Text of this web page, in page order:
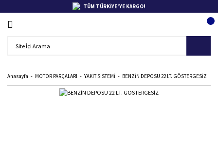
TÜM TÜRKİYE'YE KARGO!
Anasayfa MOTOR PARÇALARI YAKIT SİSTEMİ BENZİN DEPOSU 22 LT. GÖSTERGESİZ